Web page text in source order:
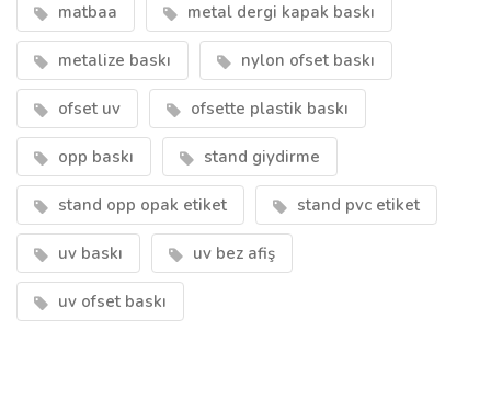
matbaa metal dergi kapak baskı
metalize baskı nylon ofset baskı
ofset uv ofsette plastik baskı
opp baskı stand giydirme
stand opp opak etiket stand pvc etiket
uv baskı uv bez afiş
uv ofset baskı